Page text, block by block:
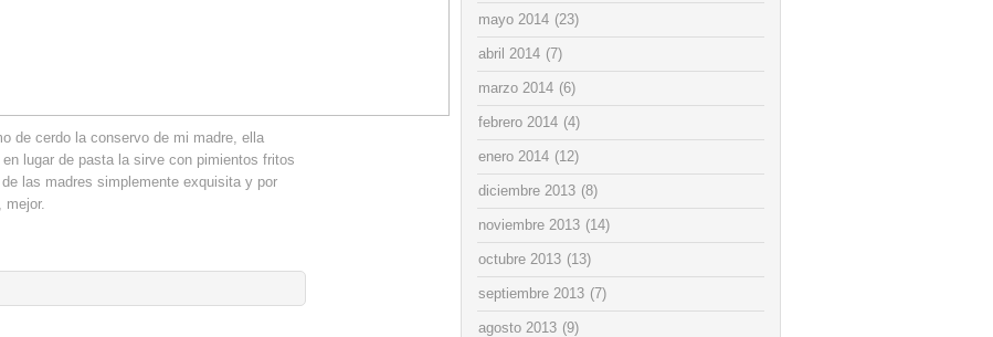
de cerdo la conservo de mi madre, ella
lugar de pasta la sirve con pimientos fritos
las madres simplemente exquisita y por
mejor.
mayo 2014 (23)
abril 2014 (7)
marzo 2014 (6)
febrero 2014 (4)
enero 2014 (12)
diciembre 2013 (8)
noviembre 2013 (14)
octubre 2013 (13)
septiembre 2013 (7)
agosto 2013 (9)